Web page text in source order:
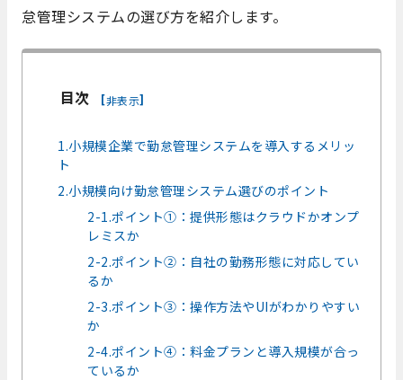
怠管理システムの選び方を紹介します。
目次 [非表示]
1.小規模企業で勤怠管理システムを導入するメリッ
ト
2.小規模向け勤怠管理システム選びのポイント
2-1.ポイント①：提供形態はクラウドかオンプ
レミスか
2-2.ポイント②：自社の勤務形態に対応してい
るか
2-3.ポイント③：操作方法やUIがわかりやすい
か
2-4.ポイント④：料金プランと導入規模が合っ
ているか